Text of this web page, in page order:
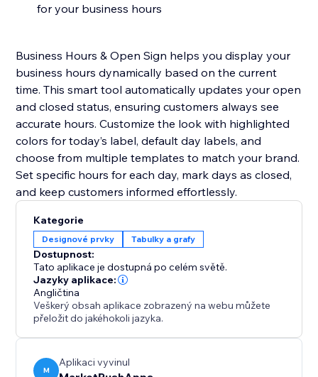
for your business hours
Business Hours & Open Sign helps you display your
business hours dynamically based on the current
time. This smart tool automatically updates your open
and closed status, ensuring customers always see
accurate hours. Customize the look with highlighted
colors for today’s label, default day labels, and
choose from multiple templates to match your brand.
Set specific hours for each day, mark days as closed,
and keep customers informed effortlessly.
Kategorie
Designové prvky Tabulky a grafy
Dostupnost:
Tato aplikace je dostupná po celém světě.
Jazyky aplikace:
Angličtina
Veškerý obsah aplikace zobrazený na webu můžete
přeložit do jakéhokoli jazyka.
M
Aplikaci vyvinul